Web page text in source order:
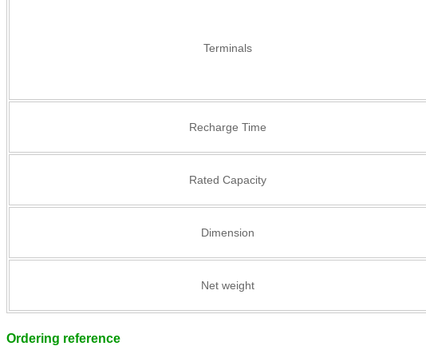
Terminals
Recharge Time
Rated Capacity
Dimension
Net weight
Ordering reference